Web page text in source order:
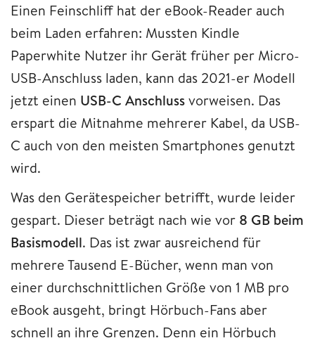
Einen Feinschliff hat der eBook-Reader auch
beim Laden erfahren: Mussten Kindle
Paperwhite Nutzer ihr Gerät früher per Micro-
USB-Anschluss laden, kann das 2021-er Modell
jetzt einen USB-C Anschlussvorweisen. Das
erspart die Mitnahme mehrerer Kabel, da USB-
C auch von den meisten Smartphones genutzt
wird.
Was den Gerätespeicher betrifft, wurde leider
gespart. Dieser beträgt nach wie vor 8 GB beim
Basismodell. Das ist zwar ausreichend für
mehrere Tausend E-Bücher, wenn man von
einer durchschnittlichen Größe von 1 MB pro
eBook ausgeht, bringt Hörbuch-Fans aber
schnell an ihre Grenzen. Denn ein Hörbuch